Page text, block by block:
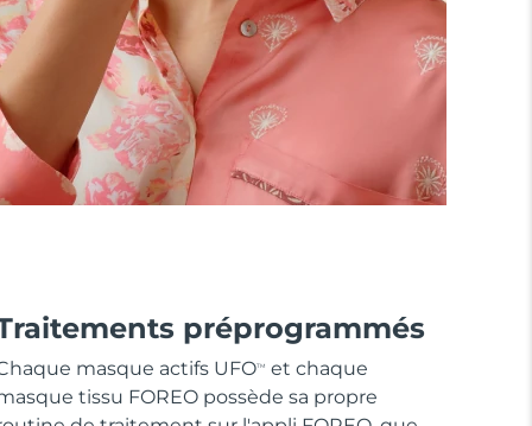
préprogrammés
masque actifs UFOTM
et chaque
tissu FOREO possède sa propre